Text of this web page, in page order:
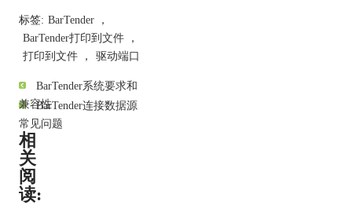
想要了解更多关于
BarTender条码打印软件的
详细信息，可点击
找你想要的内容。
标签: BarTender
，
BarTender打印到文件
，
打印到文件
， 驱动端口
BarTender系统要求和
兼容性BarTender连接数据源
常见问题
相
关
阅
读: